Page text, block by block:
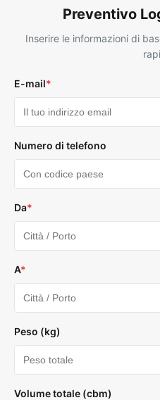
Preventivo
Inserire le informazioni di
E-mail*
Numero di telefono
Da*
A*
Peso (kg)
Volume totale (cbm)